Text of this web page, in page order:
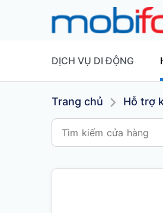
DỊCH VỤ DI ĐỘNG
Trang chủ Hỗ trợ